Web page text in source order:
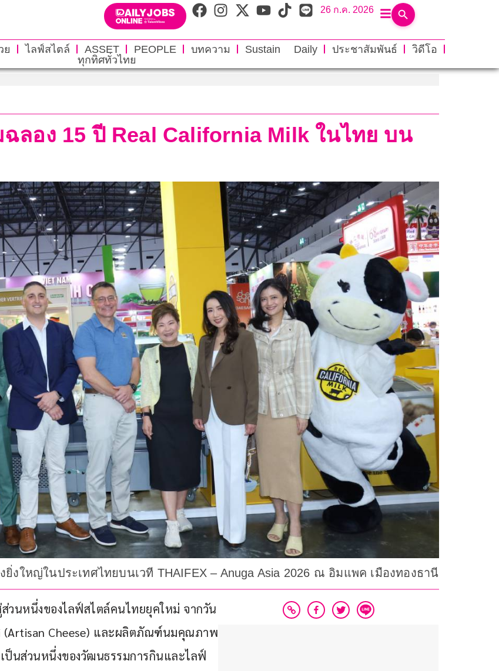
26 ก.ค. 2026
ย ไลฟ์สไตล์ ASSET PEOPLE บทความ Sustain Daily ประชาสัมพันธ์
วิดีโอ
ทุกทิศทั่วไทย
ฉลอง 15 ปี Real California Milk ในไทย บน
งใหญ่ในประเทศไทยบนเวที THAIFEX – Anuga Asia 2026 ณ อิมแพค เมืองทองธานี
นหนึ่งของไลฟ์สไตล์คนไทยยุคใหม่ จากวัน
Cheese) และผลิตภัณฑ์นมคุณภาพ
ป็นส่วนหนึ่งของวัฒนธรรมการกินและไลฟ์